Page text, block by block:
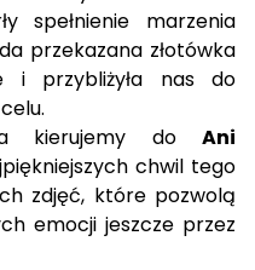
spełnienie marzenia
przekazana złotówka
i przybliżyła nas do
kierujemy do Ani
chwil tego
zdjęć, które pozwolą
emocji jeszcze przez